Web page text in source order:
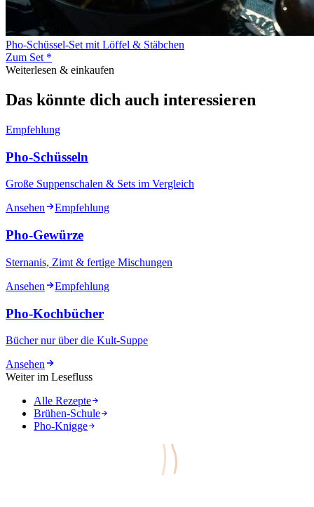
Pho-Schüssel-Set mit Löffel & Stäbchen
Zum Set *
Weiterlesen & einkaufen
Das könnte dich auch interessieren
Empfehlung
Pho-Schüsseln
Große Suppenschalen & Sets im Vergleich
Ansehen
Empfehlung
Pho-Gewürze
Sternanis, Zimt & fertige Mischungen
Ansehen
Empfehlung
Pho-Kochbücher
Bücher nur über die Kult-Suppe
Ansehen
Weiter im Lesefluss
Alle Rezepte
Brühen-Schule
Pho-Knigge